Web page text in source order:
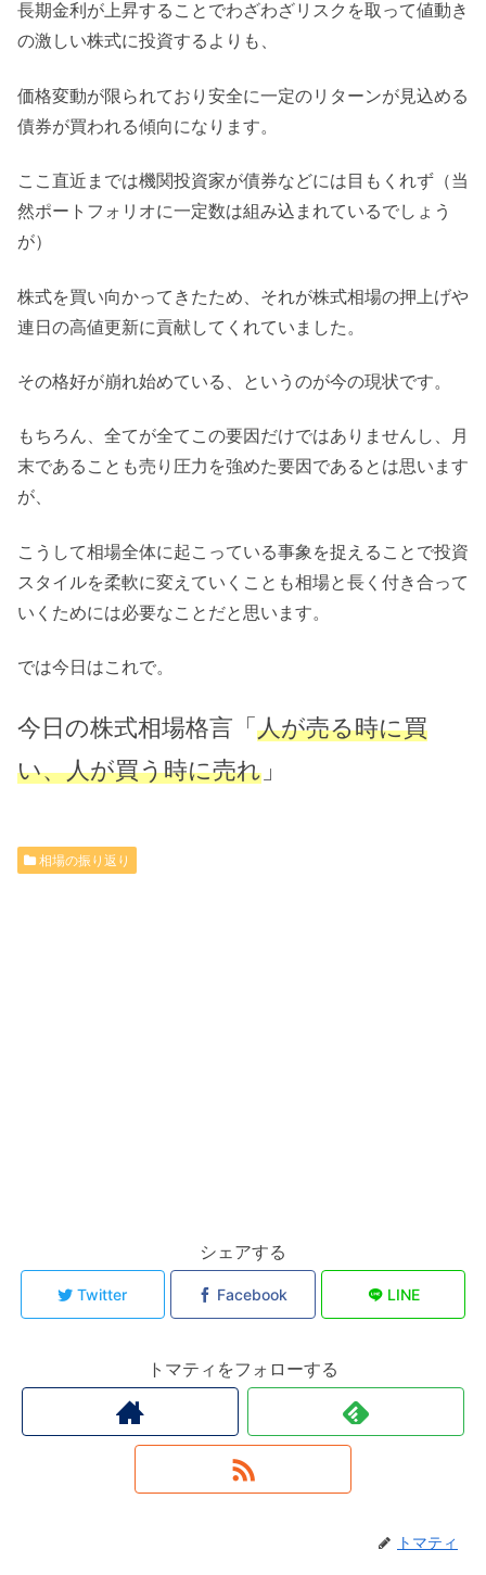
長期金利が上昇することでわざわざリスクを取って値動き
の激しい株式に投資するよりも、
価格変動が限られており安全に一定のリターンが見込める
債券が買われる傾向になります。
ここ直近までは機関投資家が債券などには目もくれず（当
然ポートフォリオに一定数は組み込まれているでしょう
が）
株式を買い向かってきたため、それが株式相場の押上げや
連日の高値更新に貢献してくれていました。
その格好が崩れ始めている、というのが今の現状です。
もちろん、全てが全てこの要因だけではありませんし、月
末であることも売り圧力を強めた要因であるとは思います
が、
こうして相場全体に起こっている事象を捉えることで投資
スタイルを柔軟に変えていくことも相場と長く付き合って
いくためには必要なことだと思います。
では今日はこれで。
今日の株式相場格言「人が売る時に買
い、人が買う時に売れ 」
相場の振り返り
シェアする
Twitter Facebook LINE
トマティをフォローする
トマティ